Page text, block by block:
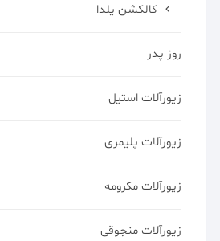
کالکشن یلدا
روز پدر
زیورآلات استیل
زیورآلات پلیمری
زیورآلات مکرومه
زیورآلات منجوقی